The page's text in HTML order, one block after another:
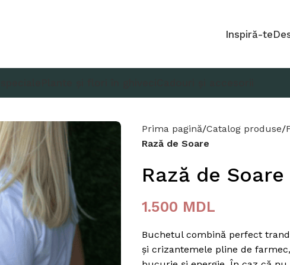
Inspiră-te
Prima pagină Catalog produse
Rază de Soare
Rază de Soare
1.500 MDL
Buchetul combină perfect
și crizantemele pline de